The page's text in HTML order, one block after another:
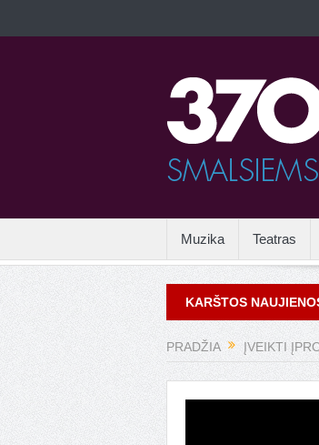
Muzika Teatras
KARŠTOS
Vandalizmas mene Drieso van Noteno
PRADŽIA ĮVEIKTI